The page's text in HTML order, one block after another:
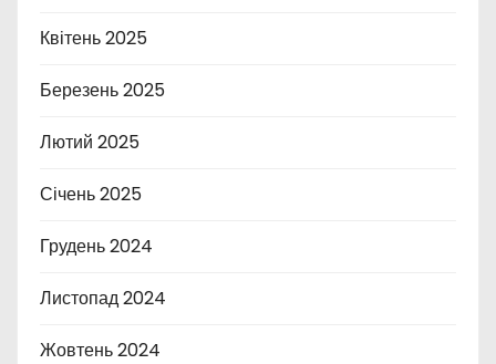
Квітень 2025
Березень 2025
Лютий 2025
Січень 2025
Грудень 2024
Листопад 2024
Жовтень 2024